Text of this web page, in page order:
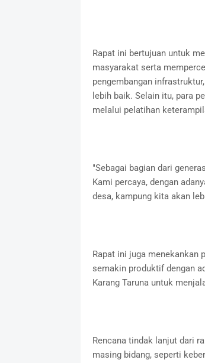
Rapat ini bertujuan untuk
masyarakat serta
pengembangan
lebih baik. Selain itu, para
melalui pelatihan
"Sebagai bagian dari
Kami percaya, dengan
desa, kampung kita akan
Rapat ini juga menekankan
semakin produktif dengan
Karang Taruna untuk
Rencana tindak lanjut dari
masing bidang, seperti